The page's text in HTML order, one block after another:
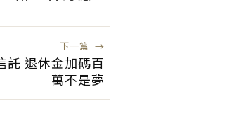
下一篇 →
託 退休金加碼百
萬不是夢